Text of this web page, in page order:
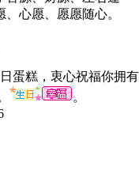
心愿、愿愿随心。
蛋糕，衷心祝福你拥有
。